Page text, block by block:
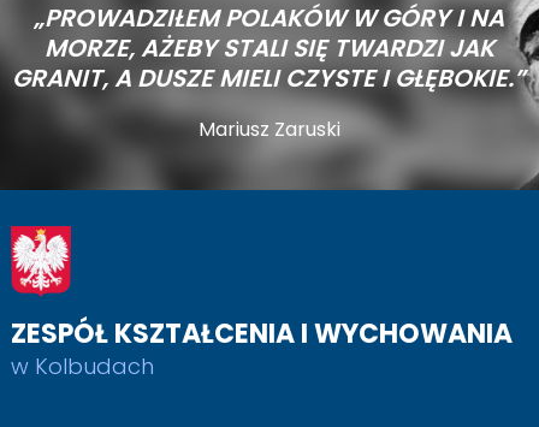
„PROWADZIŁEM POLAKÓW W GÓRY I NA
MORZE,AŻEBY STALI SIĘ TWARDZI JAK
GRANIT, A DUSZE MIELI CZYSTE I GŁĘBOKIE.”
Mariusz Zaruski
ZESPÓŁ KSZTAŁCENIA I WYCHOWANIA
w Kolbudach